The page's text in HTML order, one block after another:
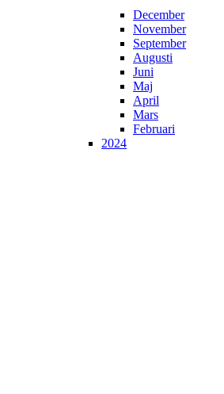
December
November
September
Augusti
Juni
Maj
April
Mars
Februari
2024